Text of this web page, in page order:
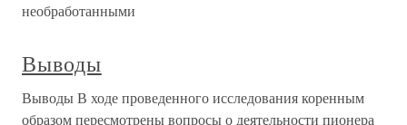
необработанными
Выводы
Выводы В ходе проведенного исследования коренным
образом пересмотрены вопросы о деятельности пионера